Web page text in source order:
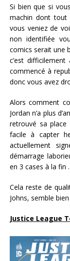
Si bien que si
machin dont tout
vous veniez de
non identifiée
comics serait une
c’est
commencé à
donc vous avez
Alors comment
Jordan n’a plus
retrouvé sa
facile à capter
actuellement
démarrage
en 3 cases à la fin
Cela reste de
Johns, semble
Justice League